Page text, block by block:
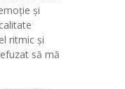
și
ritmic și
să mă